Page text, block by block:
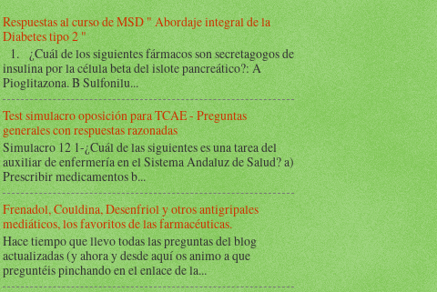
Respuestas al curso de MSD " Abordaje integral de la
Diabetes tipo 2 "
1. ¿Cuál de los siguientes fármacos son secretagogos de
insulina por la célula beta del islote pancreático?: A
Pioglitazona. B Sulfonilu...
Test simulacro oposición para TCAE - Preguntas
generales con respuestas razonadas
Simulacro 12 1-¿Cuál de las siguientes es una tarea del
auxiliar de enfermería en el Sistema Andaluz de Salud? a)
Prescribir medicamentos b...
Frenadol, Couldina, Desenfriol y otros antigripales
mediáticos, los favoritos de las farmacéuticas.
Hace tiempo que llevo todas las preguntas del blog
actualizadas (y ahora y desde aquí os animo a que
preguntéis pinchando en el enlace de la...